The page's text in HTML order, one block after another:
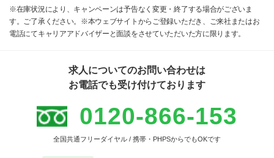
※在庫状況により、キャンペーンは予告なく変更・終了する場合がございま
す。ご了承ください。※本ウェブサイトからご登録いただき、ご来社またはお
電話にてキャリアアドバイザーと面談をさせていただいた方に限ります。
求人についてのお問い合わせは
お電話でも受け付けております
0120-866-153
全国共通フリーダイヤル / 携帯・PHPSからでもOKです